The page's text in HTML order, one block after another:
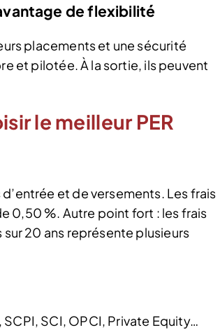
de flexibilité
placements et une sécurité
et pilotée. À la sortie, ils peuvent
le meilleur PER
et de versements. Les frais
0,50 %. Autre point fort : les frais
20 ans représente plusieurs
SCI, OPCI, Private Equity…